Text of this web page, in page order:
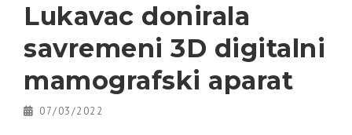
Lukavac donirala
savremeni 3D digitalni
mamografski aparat
07/03/2022